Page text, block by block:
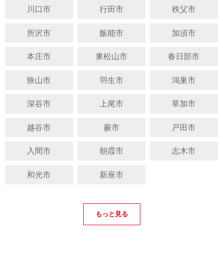
川口市 行田市 秩父市
所沢市 飯能市 加須市
本庄市 東松山市 春日部市
狭山市 羽生市 鴻巣市
深谷市 上尾市 草加市
越谷市 蕨市 戸田市
入間市 朝霞市 志木市
和光市 新座市
もっと見る